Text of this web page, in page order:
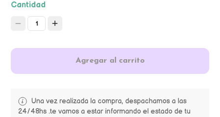
Cantidad
1
Agregar al carrito
Una vez realizada la compra, despachamos a las
24/48hs .te vamos a estar informando el estado de tu